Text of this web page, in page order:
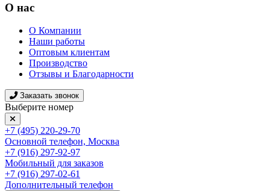
О нас
О Компании
Наши работы
Оптовым клиентам
Производство
Отзывы и Благодарности
Заказать звонок
Выберите номер
+7 (495) 220-29-70
Основной телефон, Москва
+7 (916) 297-92-97
Мобильный для заказов
+7 (916) 297-02-61
Дополнительный телефон